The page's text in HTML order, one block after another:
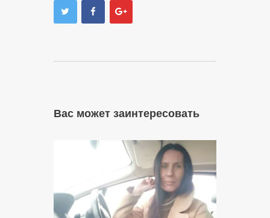
Вас может заинтересовать